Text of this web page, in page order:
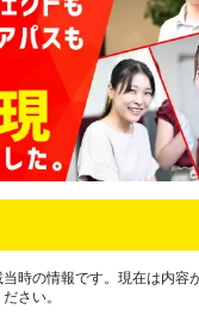
時の情報です。現在は内容
さい。